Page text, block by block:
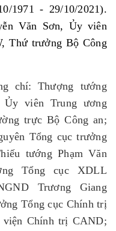
1971 - 29/10/2021).
Văn Sơn, Ủy viên
Thứ trưởng Bộ Công
chí: Thượng tướng
Ủy viên Trung ương
trực Bộ Công an;
Tổng cục trưởng
tướng Phạm Văn
Tổng cục XDLL
Trương Giang
Tổng cục Chính trị
viện Chính trị CAND;